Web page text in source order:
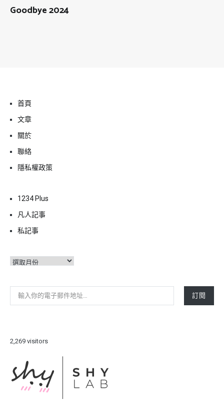
Goodbye 2024
首頁
文章
關於
聯絡
隱私權政策
1234 Plus
凡人記事
私記事
彙
輸入你的電子郵件地址…
訂閱
2,269 visitors